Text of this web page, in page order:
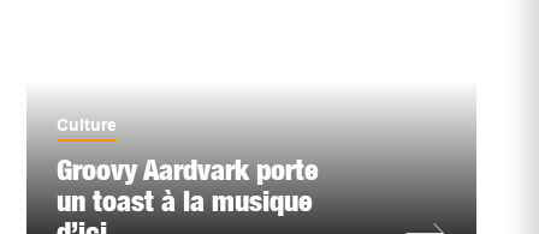
Culture
Groovy Aardvark porte
un toast à la musique